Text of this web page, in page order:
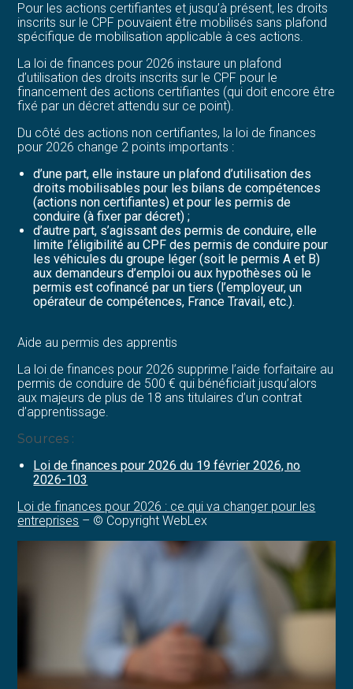
Pour les actions certifiantes et jusqu’à présent, les droits
inscrits sur le CPF pouvaient être mobilisés sans plafond
spécifique de mobilisation applicable à ces actions.
La loi de finances pour 2026 instaure un plafond
d’utilisation des droits inscrits sur le CPF pour le
financement des actions certifiantes (qui doit encore être
fixé par un décret attendu sur ce point).
Du côté des actions non certifiantes, la loi de finances
pour 2026 change 2 points importants :
d’une part, elle instaure un plafond d’utilisation des
droits mobilisables pour les bilans de compétences
(actions non certifiantes) et pour les permis de
conduire (à fixer par décret) ;
d’autre part, s’agissant des permis de conduire, elle
limite l’éligibilité au CPF des permis de conduire pour
les véhicules du groupe léger (soit le permis A et B)
aux demandeurs d’emploi ou aux hypothèses où le
permis est cofinancé par un tiers (l’employeur, un
opérateur de compétences, France Travail, etc.).
Aide au permis des apprentis
La loi de finances pour 2026 supprime l’aide forfaitaire au
permis de conduire de 500 € qui bénéficiait jusqu’alors
aux majeurs de plus de 18 ans titulaires d’un contrat
d’apprentissage.
Sources :
Loi de finances pour 2026 du 19 février 2026, no
2026-103
Loi de finances pour 2026 : ce qui va changer pour les
entreprises – © Copyright WebLex